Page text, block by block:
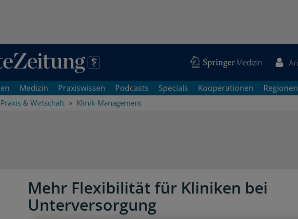
Medizin Praxiswissen Podcasts Specials Kooperationen Regionen
Praxis & Wirtschaft Klinik-Management
Mehr Flexibilität für Kliniken bei
Unterversorgung